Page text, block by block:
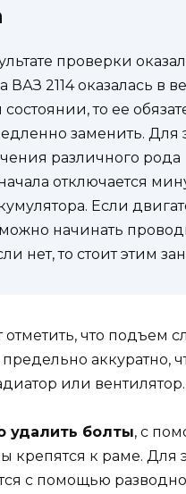
проверки
ВАЗ 2114 оказалась в
то ее
заменить. Для
различного рода
отключается
Если
начинать
нет, то стоит этим
отметить, что подъем
аккуратно,
или вентилятор.
удалить болты, с
крепятся к раме. Для
с помощью